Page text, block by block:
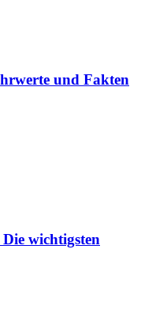
und Fakten
wichtigsten